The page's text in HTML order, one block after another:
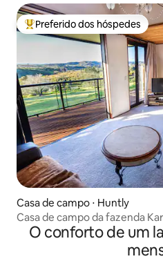
Entre os melhores preferidos
Preferido dos hóspedes
Casa de campo ⋅ Huntly
Casa de campo da fazenda
O conforto de um